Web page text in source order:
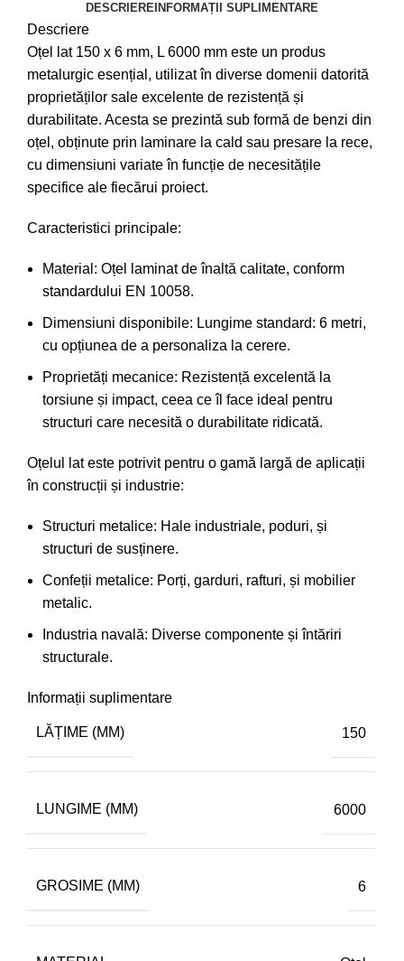
DESCRIERE INFORMAȚII SUPLIMENTARE
Descriere
Oțel lat 150 x 6 mm, L 6000 mm este un produs
metalurgic esențial, utilizat în diverse domenii datorită
proprietăților sale excelente de rezistență și
durabilitate. Acesta se prezintă sub formă de benzi din
oțel, obținute prin laminare la cald sau presare la rece,
cu dimensiuni variate în funcție de necesitățile
specifice ale fiecărui proiect.
Caracteristici principale:
Material: Oțel laminat de înaltă calitate, conform
standardului EN 10058.
Dimensiuni disponibile: Lungime standard: 6 metri,
cu opțiunea de a personaliza la cerere.
Proprietăți mecanice: Rezistență excelentă la
torsiune și impact, ceea ce îl face ideal pentru
structuri care necesită o durabilitate ridicată.
Oțelul lat este potrivit pentru o gamă largă de aplicații
în construcții și industrie:
Structuri metalice: Hale industriale, poduri, și
structuri de susținere.
Confeții metalice: Porți, garduri, rafturi, și mobilier
metalic.
Industria navală: Diverse componente și întăriri
structurale.
Informații suplimentare
LĂȚIME (MM) 150
LUNGIME (MM) 6000
GROSIME (MM) 6